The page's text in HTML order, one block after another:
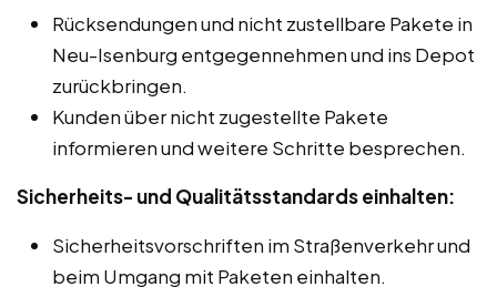
Rücksendungen und nicht zustellbare Pakete in
Neu-Isenburg entgegennehmen und ins Depot
zurückbringen.
Kunden über nicht zugestellte Pakete
informieren und weitere Schritte besprechen.
Sicherheits- und Qualitätsstandards einhalten:
Sicherheitsvorschriften im Straßenverkehr und
beim Umgang mit Paketen einhalten.